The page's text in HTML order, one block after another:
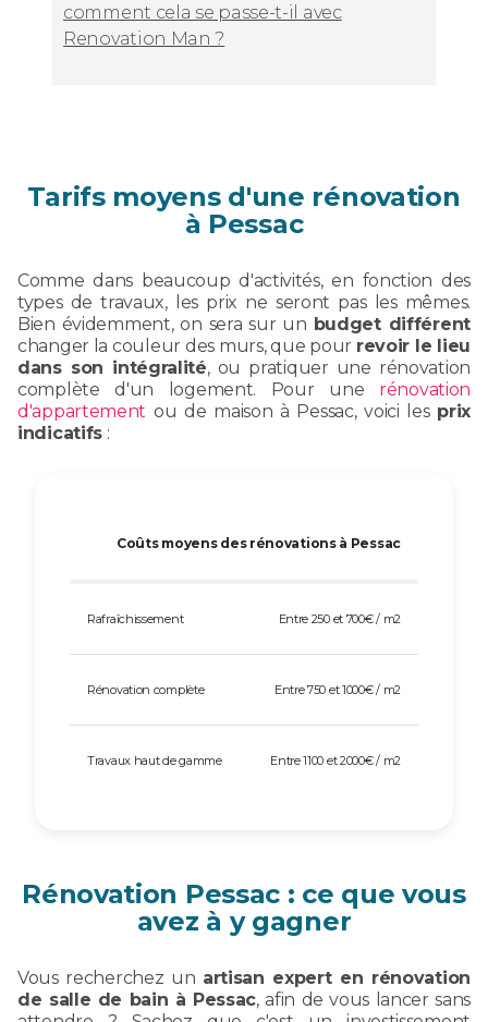
comment cela se passe-t-il avec
Renovation Man ?
Tarifs moyens d'une rénovation
à Pessac
Comme dans beaucoup d'activités, en fonction des
types de travaux, les prix ne seront pas les mêmes.
Bien évidemment, on sera sur un budget différent
changer la couleur des murs, que pour revoir le lieu
dans son intégralité, ou pratiquer une rénovation
complète d'un logement. Pour une rénovation
d'appartement ou de maison à Pessac, voici les prix
indicatifs :
Coûts moyens des rénovations à Pessac
Rafraîchissement Entre 250 et 700€ / m2
Rénovation complète Entre 750 et 1000€ / m2
Travaux haut de gamme Entre 1100 et 2000€ / m2
Rénovation Pessac : ce que vous
avez à y gagner
Vous recherchez un artisan expert en rénovation
de salle de bain à Pessac, afin de vous lancer sans